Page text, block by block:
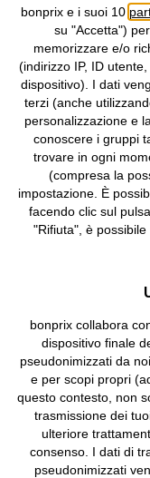
Informativa
©2026
bonprix S.r.l. con
Valdengo (BI) C.F.
Biella n.
IT09060P00000858,
Sociale: euro
e coordinamento di
bonprix e i suoi 10
su "Accetta") per
memorizzare e/o
(indirizzo IP, ID
dispositivo). I dati
terzi (anche
personalizzazione e
conoscere i gruppi
trovare in ogni
(compresa la
impostazione. È
facendo clic sul
"Rifiuta", è
bonprix collabora
dispositivo finale
pseudonimizzati da
e per scopi propri
questo contesto, non
trasmissione dei
ulteriore
consenso. I dati di
pseudonimizzati